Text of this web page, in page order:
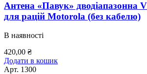
Антена «Павук» дводіапазонна
для рацій Motorola (без кабелю)
В наявності
420,00 ₴
Додати в кошик
Арт. 1300